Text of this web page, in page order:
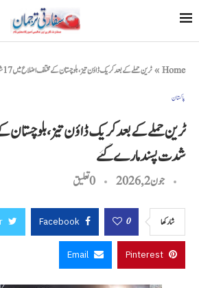
Home
»ٹرین حملے کے بعد کریک ڈاؤن تیز، بلوچستان کے مختلف اضلاع میں 17 شدت پسند مارے گئے
پاکستان
شدت پسند مارے گئے
جون 2, 2026 0 تعليق
شاركها 0
Facebook
Pinterest
Email